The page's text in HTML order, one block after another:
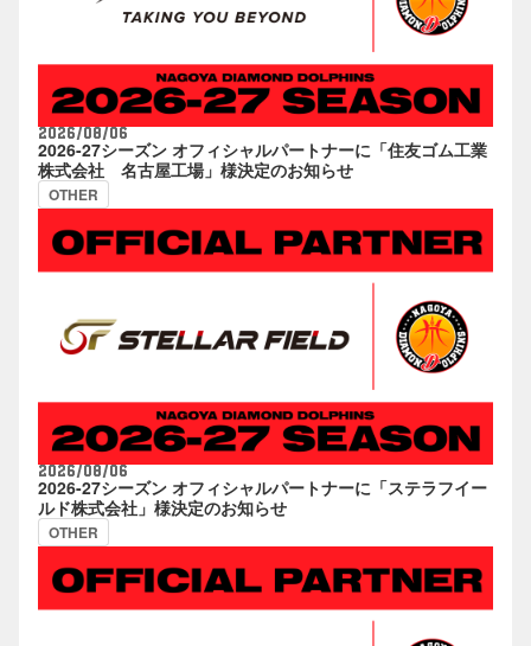
2026/08/06
2026-27シーズン オフィシャルパートナーに「住友ゴム工業
株式会社 名古屋工場」様決定のお知らせ
OTHER
2026/08/06
2026-27シーズン オフィシャルパートナーに「ステラフイー
ルド株式会社」様決定のお知らせ
OTHER